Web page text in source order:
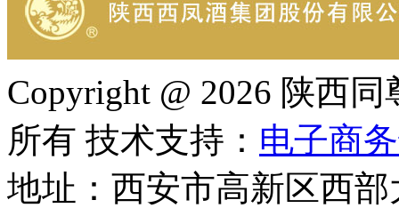
Copyright @ 2026 陕西
所有 技术支持： 电子商
地址：西安市高新区西